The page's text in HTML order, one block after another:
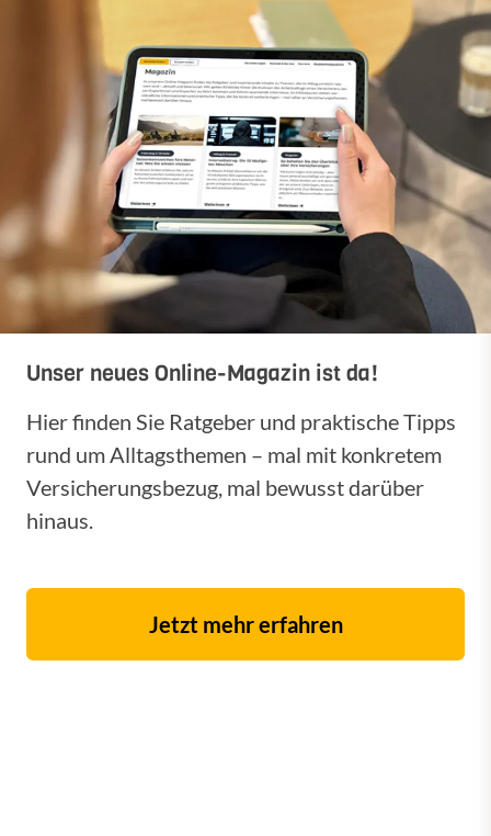
Unser neues Online-Magazin ist da!
Hier finden Sie Ratgeber und praktische Tipps
rund um Alltagsthemen – mal mit konkretem
Versicherungsbezug, mal bewusst darüber
hinaus.
Jetzt mehr erfahren